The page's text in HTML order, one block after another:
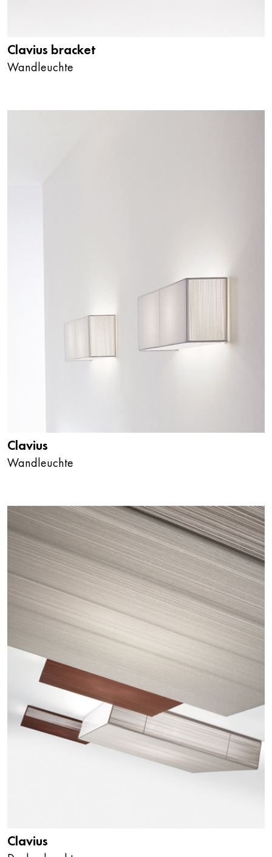
Clavius bracket
Wandleuchte
Clavius
Wandleuchte
Clavius